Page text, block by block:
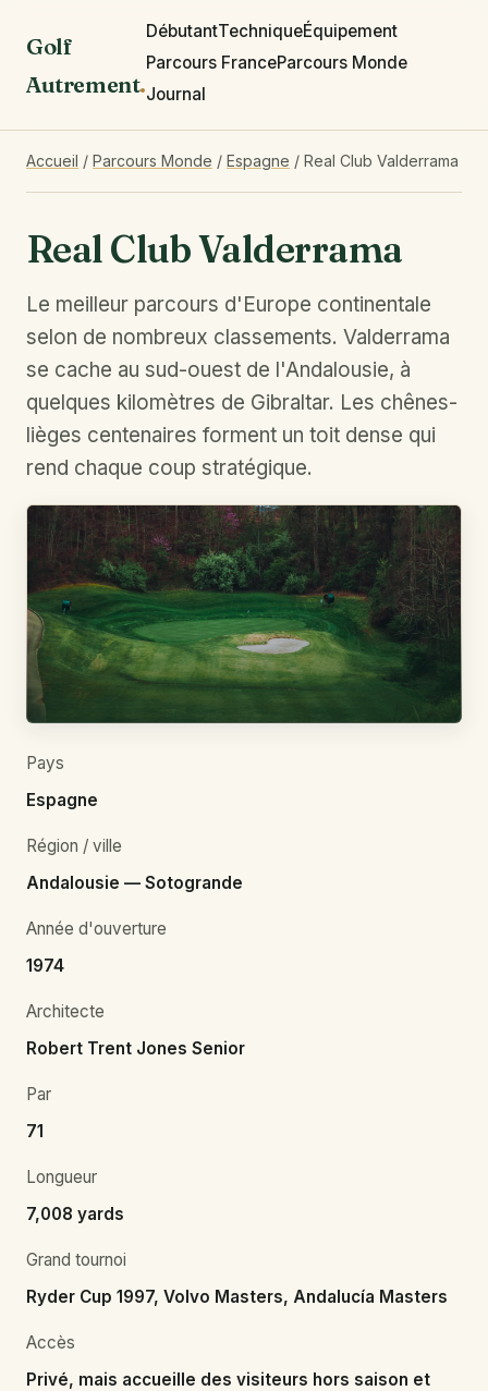
Golf
Autrement.
DébutantTechniqueÉquipement
Parcours FranceParcours Monde
Journal
Accueil / Parcours Monde / Espagne / Real Club Valderrama
Real Club Valderrama
Le meilleur parcours d'Europe continentale
selon de nombreux classements. Valderrama
se cache au sud-ouest de l'Andalousie, à
quelques kilomètres de Gibraltar. Les chênes-
lièges centenaires forment un toit dense qui
rend chaque coup stratégique.
Pays
Espagne
Région / ville
Andalousie — Sotogrande
Année d'ouverture
1974
Architecte
Robert Trent Jones Senior
Par
71
Longueur
7,008 yards
Grand tournoi
Ryder Cup 1997, Volvo Masters, Andalucía Masters
Accès
Privé, mais accueille des visiteurs hors saison et